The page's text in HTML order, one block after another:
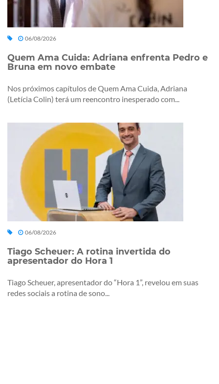
06/08/2026
Quem Ama Cuida: Adriana enfrenta Pedro e
Bruna em novo embate
Nos próximos capítulos de Quem Ama Cuida, Adriana
(Letícia Colin) terá um reencontro inesperado com...
06/08/2026
Tiago Scheuer: A rotina invertida do
apresentador do Hora 1
Tiago Scheuer, apresentador do “Hora 1”, revelou em suas
redes sociais a rotina de sono...